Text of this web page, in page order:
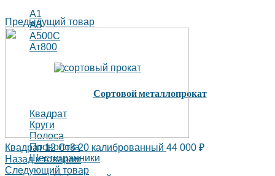
А1
А3
А500С
Ат800
Сортовой металлопрокат
Квадрат
Круги
Полоса
Проволока
Шестигранники
Предыдущий товар
Квадрат 12 Ст3 20 калиброванный 44 000 ₽
Назад к товарам
Следующий товар